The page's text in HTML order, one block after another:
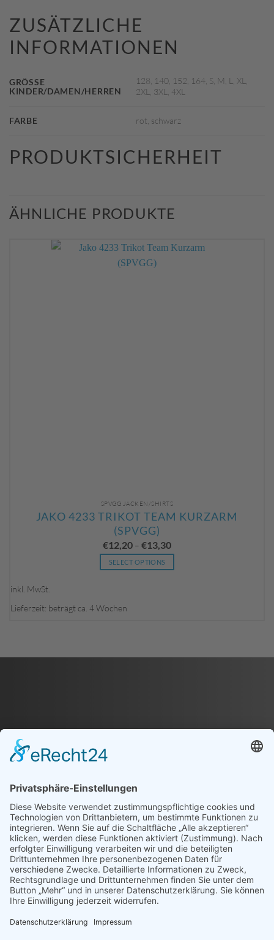
ZUSÄTZLICHE
INFORMATIONEN
GRÖSSE K
INDER/DAMEN/HERREN
128, 140, 152, 164, S, M, L, XL,
2XL, 3XL, 4XL
FARBE rot, schwarz
PRODUKTSICHERHEIT
ÄHNLICHE PRODUKTE
SPVGG JACKEN/SHIRTS
JAKO 4233 TRIKOT TEAM KURZARM
(SPVGG)
€12,20 – €13,30
SELECT OPTIONS
gewählt
inkl. MwSt.
Lieferzeit: beträgt ca. 4 Wochen
EINHEITLICHE
VEREINSKOLLEKTION
FÜR DICH UND DEINEN
VEREIN